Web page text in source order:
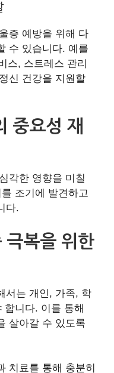
증 예방을 위해 다
수 있습니다. 예를
스, 스트레스 관리
신 건강을 지원할
중요성 재
각한 영향을 미칠
조기에 발견하고
다.
극복을 위한
서는 개인, 가족, 학
합니다. 이를 통해
살아갈 수 있도록
치료를 통해 충분히